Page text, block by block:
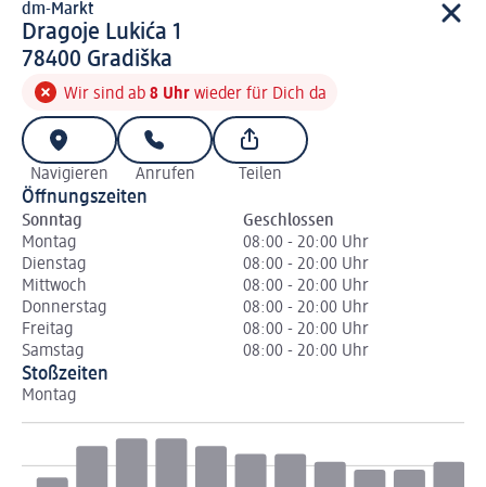
d m-Markt
dm-Markt
Dragoje Lukića 1
7 8 4 0 0
78400 Gradiška
Wir sind ab 8 Uhr wieder für Dich da
Navigieren Anrufen Teilen
Öffnungszeiten
Sonntag
Geschlossen
Montag
08:00 - 20:00 Uhr
Dienstag
08:00 - 20:00 Uhr
Mittwoch
08:00 - 20:00 Uhr
Donnerstag
08:00 - 20:00 Uhr
Freitag
08:00 - 20:00 Uhr
Samstag
08:00 - 20:00 Uhr
Stoßzeiten
Montag